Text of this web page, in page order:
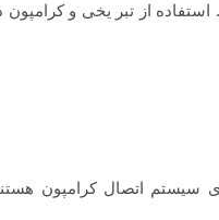
از تبر یخی و